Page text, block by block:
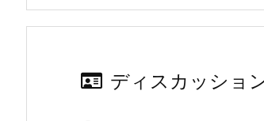
ディスカッショ